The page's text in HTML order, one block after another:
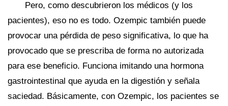
Pero, como descubrieron los médicos (y los
pacientes), eso no es todo. Ozempic también puede
provocar una pérdida de peso significativa, lo que ha
provocado que se prescriba de forma no autorizada
para ese beneficio. Funciona imitando una hormona
gastrointestinal que ayuda en la digestión y señala
saciedad. Básicamente, con Ozempic, los pacientes se